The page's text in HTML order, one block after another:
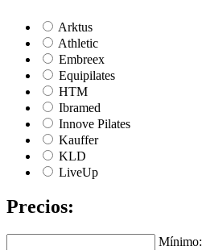
Arktus
Athletic
Embreex
Equipilates
HTM
Ibramed
Innove Pilates
Kauffer
KLD
LiveUp
Precios:
Mínimo: